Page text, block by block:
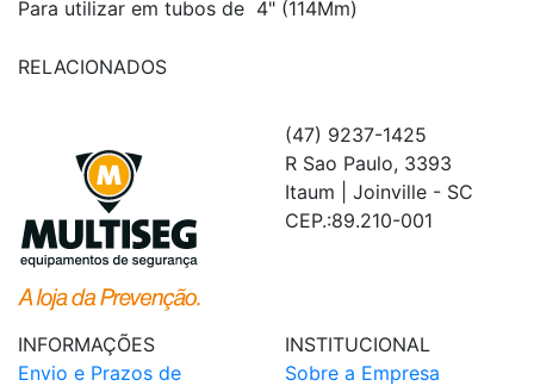
Para utilizar em tubos de 4" (114Mm)
RELACIONADOS
(47) 9237-1425
R Sao Paulo, 3393
Itaum | Joinville - SC
CEP.:89.210-001
INFORMAÇÕES
Envio e Prazos de
INSTITUCIONAL
Sobre a Empresa